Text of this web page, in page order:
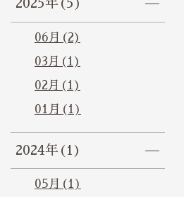
2025年(5)
06月(2)
03月(1)
02月(1)
01月(1)
2024年(1)
05月(1)